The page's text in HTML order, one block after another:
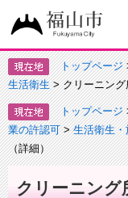
トップページ
生活衛生> クリーニング
トップページ
業の許認可>生活衛生
（詳細）
クリーニング